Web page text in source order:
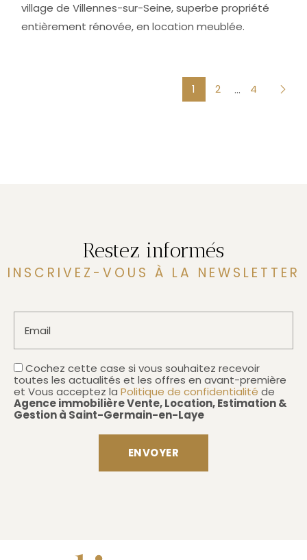
village de Villennes-sur-Seine, superbe propriété
entièrement rénovée, en location meublée.
1 2 ... 4
Restez informés
INSCRIVEZ-VOUS À LA NEWSLETTER
Email
Cochez cette case si vous souhaitez recevoir
toutes les actualités et les offres en avant-première
et Vous acceptez la Politique de confidentialité de
Agence immobilière Vente, Location, Estimation &
Gestion à Saint-Germain-en-Laye